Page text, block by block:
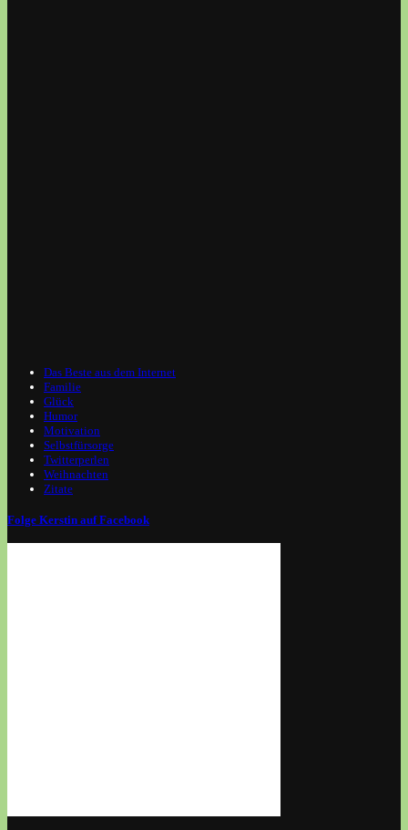
Das Beste aus dem Internet
Familie
Glück
Humor
Motivation
Selbstfürsorge
Twitterperlen
Weihnachten
Zitate
Folge Kerstin auf Facebook